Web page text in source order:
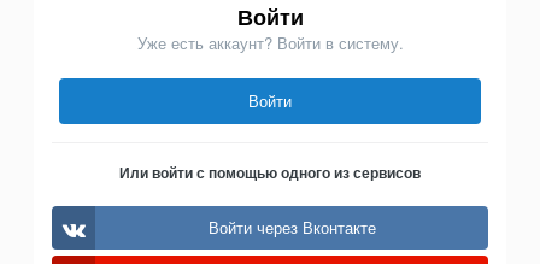
Войти
Уже есть аккаунт? Войти в систему.
Войти
Или войти с помощью одного из сервисов
Войти через Вконтакте